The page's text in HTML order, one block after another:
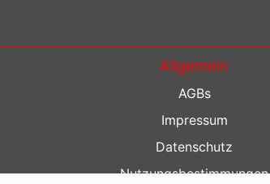
Allgemein
AGBs
Impressum
Datenschutz
Nutzungsbestimmungen